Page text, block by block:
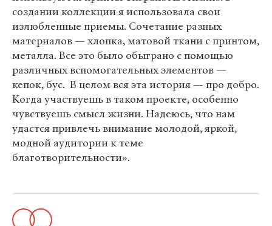
создании коллекции я использовала свои
излюбленные приемы. Сочетание разных
материалов — хлопка, матовой ткани с принтом,
металла. Все это было обыграно с помощью
различных вспомогательных элементов —
кепок, бус. В целом вся эта история — про добро.
Когда участвуешь в таком проекте, особенно
чувствуешь смысл жизни. Надеюсь, что нам
удастся привлечь внимание молодой, яркой,
модной аудитории к теме
благотворительности».